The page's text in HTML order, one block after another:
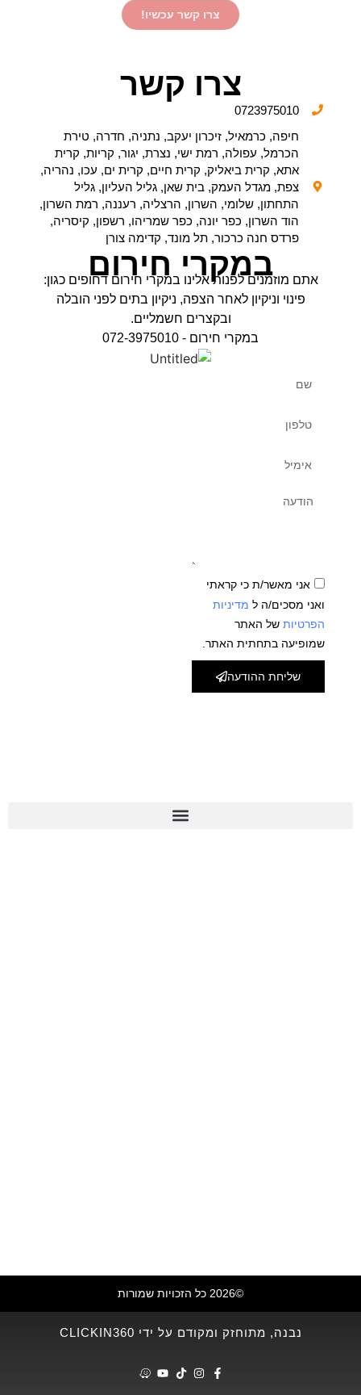
צרו קשר עכשיו!
אני מאשר/ת כי קראתי
ואני מסכים/ה ל מדיניות
הפרטיותשל האתר
שמופיעה בתחתית האתר.
שליחת ההודעה
במקרי חירום
אתם מוזמנים לפנות אלינו במקרי חירום דחופים כגון:
פינוי וניקיון לאחר הצפה, ניקיון בתים לפני הובלה
ובקצרים חשמליים.
במקרי חירום - 072-3975010
צרו קשר
0723975010
חיפה, כרמאיל, זיכרון יעקב, נתניה, חדרה, טירת
הכרמל, עפולה, רמת ישי, נצרת, יגור, קריות, קרית
אתא, קרית ביאליק, קרית חיים, קרית ים, עכו, נהריה,
צפת, מגדל העמק, בית שאן, גליל העליון, גליל
התחתון, שלומי, השרון, הרצליה, רעננה, רמת השרון,
הוד השרון, כפר יונה, כפר שמריהו, רשפון, קיסריה,
פרדס חנה כרכור, תל מונד, קדימה צורן
©2026 כל הזכויות שמורות
נבנה, מתוחזק ומקודם על ידי CLICKIN360